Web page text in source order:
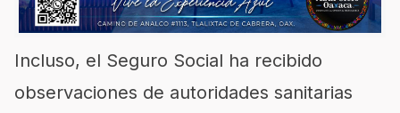
Incluso, el Seguro Social ha recibido
observaciones de autoridades sanitarias